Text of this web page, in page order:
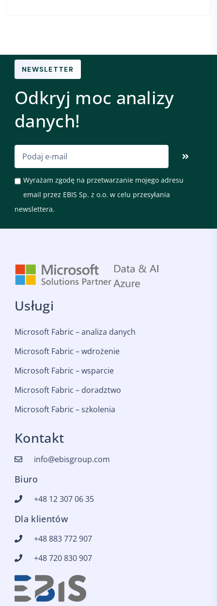
NEWSLETTER
Odkryj moc analizy
danych!
Wyrażam zgodę na przetwarzanie mojego adresu
email przez EBIS Sp. z o.o. w celu przesyłania
newslettera.
Usługi
Microsoft Fabric – analiza danych
Microsoft Fabric – wdrożenie
Microsoft Fabric – wsparcie
Microsoft Fabric – doradztwo
Microsoft Fabric – szkolenia
Kontakt
info@ebisgroup.com
Biuro
+48 12 307 06 35
Dla klientów
+48 883 772 907
+48 720 830 907